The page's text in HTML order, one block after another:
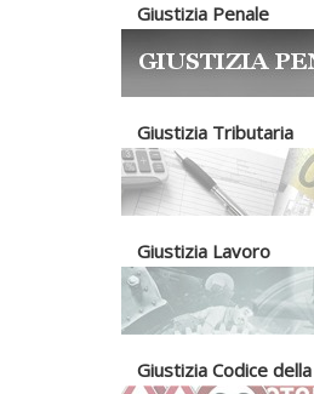
Giustizia Penale
Giustizia Tributaria
Giustizia Lavoro
Giustizia Codice